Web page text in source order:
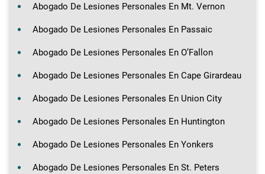
Abogado De Lesiones Personales En Mt. Vernon
Abogado De Lesiones Personales En Passaic
Abogado De Lesiones Personales En O’Fallon
Abogado De Lesiones Personales En Cape Girardeau
Abogado De Lesiones Personales En Union City
Abogado De Lesiones Personales En Huntington
Abogado De Lesiones Personales En Yonkers
Abogado De Lesiones Personales En St. Peters